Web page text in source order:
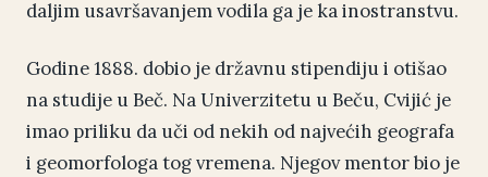
daljim usavršavanjem vodila ga je ka inostranstvu.
Godine 1888. dobio je državnu stipendiju i otišao
na studije u Beč. Na Univerzitetu u Beču, Cvijić je
imao priliku da uči od nekih od najvećih geografa
i geomorfologa tog vremena. Njegov mentor bio je